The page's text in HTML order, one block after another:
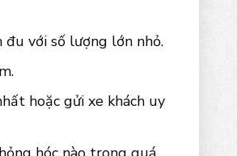
với số lượng lớn nhỏ.
hoặc gửi xe khách uy